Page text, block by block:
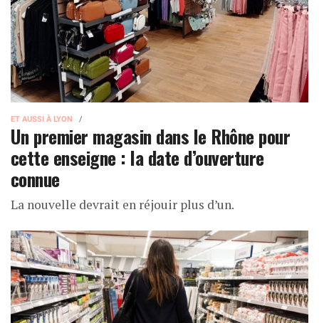
ET AUSSI À LYON
Un premier magasin dans le Rhône pour
cette enseigne : la date d’ouverture
connue
La nouvelle devrait en réjouir plus d’un.